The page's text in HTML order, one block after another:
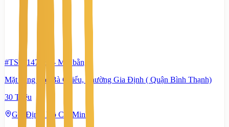
#TS90147964 - Mặt bằng
Mặt bằng chợ Bà Chiểu, Phường Gia Định ( Quận Bình Thạnh)
30 Triệu
Gia Định, Hồ Chí Minh